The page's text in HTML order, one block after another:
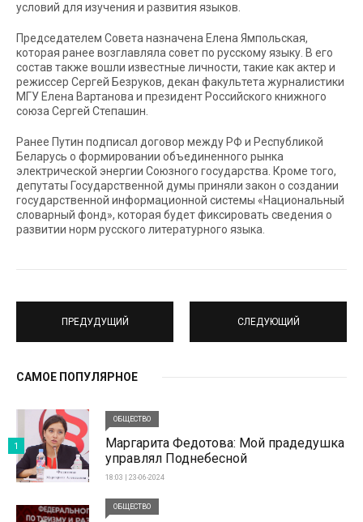
условий для изучения и развития языков.
Председателем Совета назначена Елена Ямпольская,
которая ранее возглавляла совет по русскому языку. В его
состав также вошли известные личности, такие как актер и
режиссер Сергей Безруков, декан факультета журналистики
МГУ Елена Вартанова и президент Российского книжного
союза Сергей Степашин.
Ранее Путин подписал договор между РФ и Республикой
Беларусь о формировании объединенного рынка
электрической энергии Союзного государства. Кроме того,
депутаты Государственной думы приняли закон о создании
государственной информационной системы «Национальный
словарный фонд», которая будет фиксировать сведения о
развитии норм русского литературного языка.
ПРЕДУДУЩИЙ СЛЕДУЮЩИЙ
САМОЕ ПОПУЛЯРНОЕ
ОБЩЕСТВО
Маргарита Федотова: Мой прадедушка
управлял Поднебесной
18:03 | 23-06-2024
1
ОБЩЕСТВО